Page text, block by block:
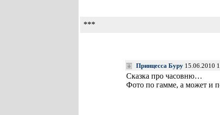
***
Принцесса Буру 15.06.2010
Сказка про часовню…
Фото по гамме, а может и